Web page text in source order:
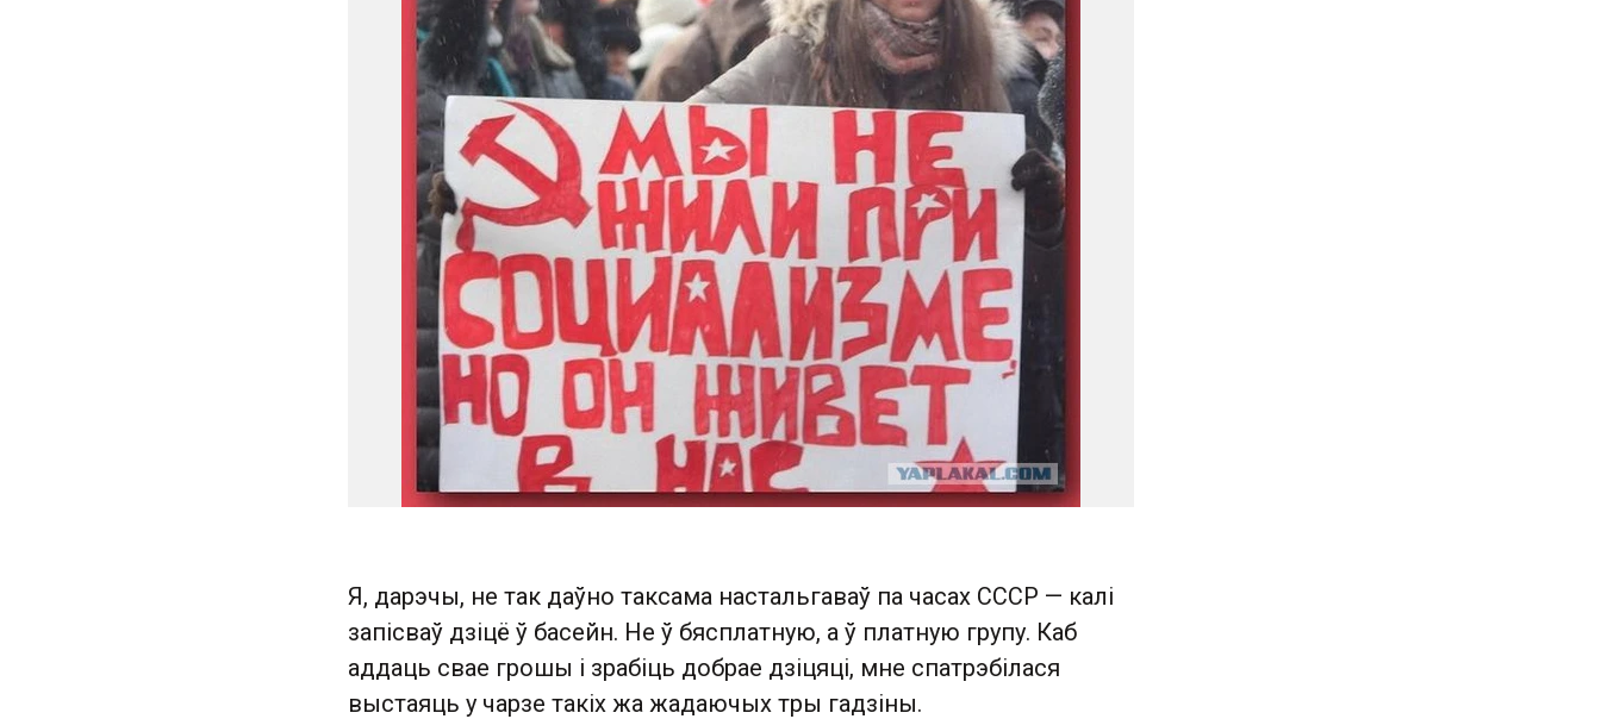
Я, дарэчы, не так даўно таксама настальгаваў па часах СССР — калі
запісваў дзіцё ў басейн. Не ў бясплатную, а ў платную групу. Каб
аддаць свае грошы і зрабіць добрае дзіцяці, мне спатрэбілася
выстаяць у чарзе такіх жа жадаючых тры гадзіны.